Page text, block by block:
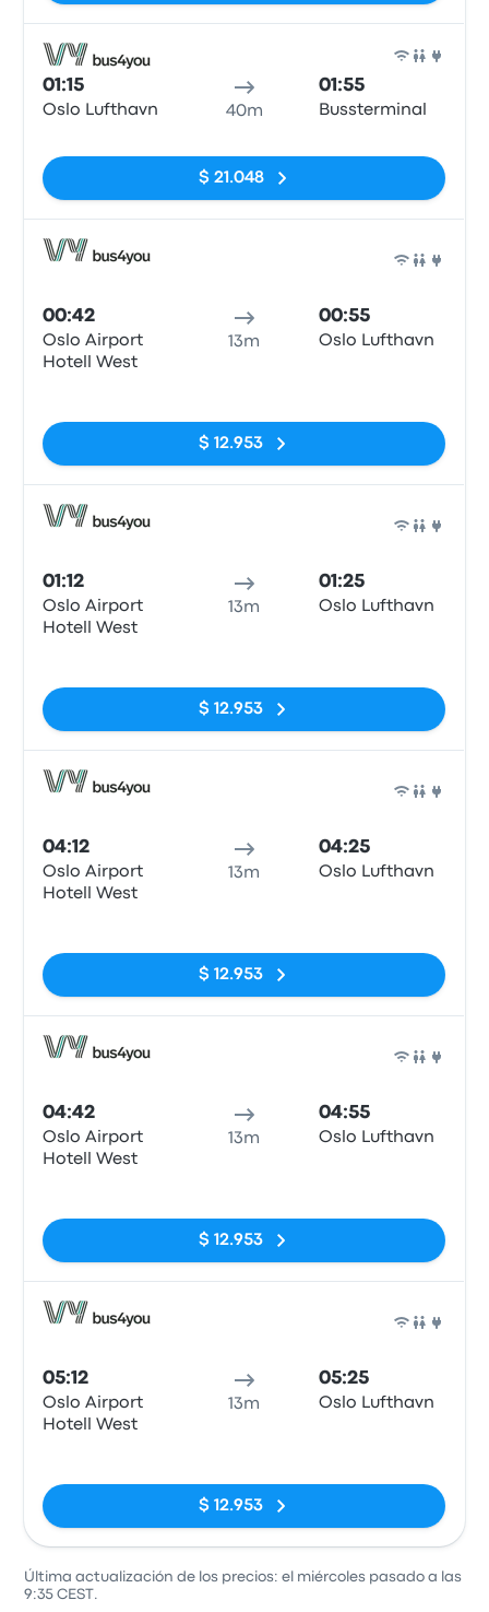
01:15
Oslo Lufthavn 40m
01:55
Bussterminal
$ 21.048
00:42
Oslo Airport
Hotell West
13m
00:55
Oslo Lufthavn
$ 12.953
01:12
Oslo Airport
Hotell West
13m
01:25
Oslo Lufthavn
$ 12.953
04:12
Oslo Airport
Hotell West
13m
04:25
Oslo Lufthavn
$ 12.953
04:42
Oslo Airport
Hotell West
13m
04:55
Oslo Lufthavn
$ 12.953
05:12
Oslo Airport
Hotell West
13m
05:25
Oslo Lufthavn
$ 12.953
Última actualización de los precios: el miércoles pasado a las
9:35 CEST.